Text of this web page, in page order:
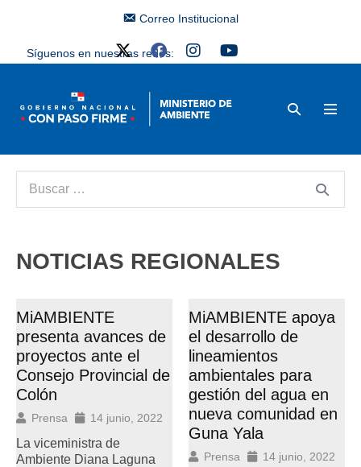
Correo Institucional
Síguenos en nuestras redes:
NOTICIAS REGIONALES
MiAMBIENTE
presenta avances de
proyectos ante el
Consejo Provincial de
Colón
Prensa 14 junio, 2022
La viceministra de
Ambiente Diana Laguna
MiAMBIENTE apoya
el desarrollo de
lineamientos
ambientales para
gestión del agua en
nueva comunidad en
Guna Yala
Prensa 14 junio, 2022